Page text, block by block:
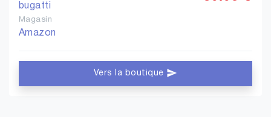
bugatti
Magasin
Amazon
Vers la boutique